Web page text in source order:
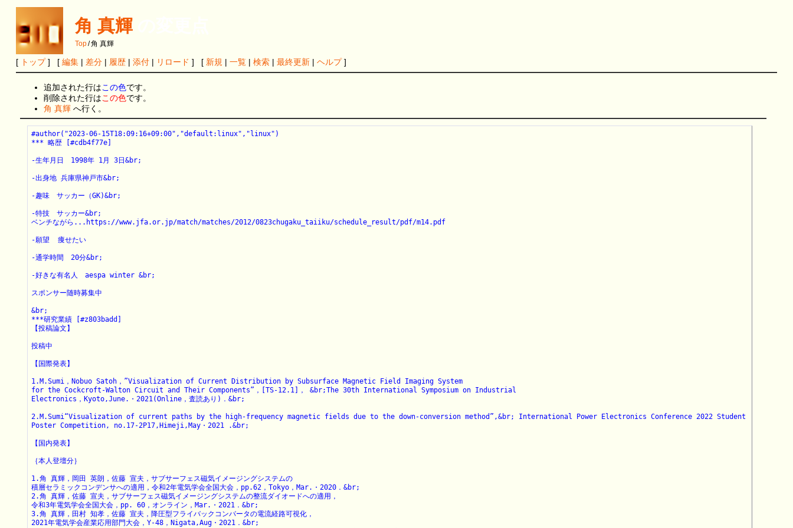
角 真輝の変更点
Top/角 真輝
[ トップ] [ 編集| 差分| 履歴| 添付| リロード ] [ 新規 | 一覧| 検索| 最終更新| ヘルプ]
追加された行はこの色です。
削除された行はこの色です。
角 真輝 へ行く。
#author("2023-06-15T18:09:16+09:00","default:linux","linux")
*** 略歴 [#cdb4f77e]
-生年月日　1998年 1月 3日&br;
-出身地 兵庫県神戸市&br;
-趣味　サッカー（GK)&br;
-特技　サッカー&br;
ベンチながら...https://www.jfa.or.jp/match/matches/2012/0823chugaku_taiiku/schedule_result/pdf/m14.pdf
-願望  痩せたい
-通学時間　20分&br;
-好きな有名人　aespa winter &br;
スポンサー随時募集中
&br;
***研究業績 [#z803badd]
【投稿論文】
投稿中
【国際発表】
1.M.Sumi，Nobuo Satoh，”Visualization of Current Distribution by Subsurface Magnetic Field Imaging System
for the Cockcroft-Walton Circuit and Their Components”，[TS-12.1]， &br;The 30th International Symposium on Industrial
Electronics，Kyoto,June.・2021(Online，査読あり)．&br;
2.M.Sumi“Visualization of current paths by the high-frequency magnetic fields due to the down-conversion method”,&br; International Power Electronics Conference 2022 Student
Poster Competition, no.17-2P17,Himeji,May・2021 .&br;
【国内発表】
｛本人登壇分｝
1.角 真輝，岡田 英朗，佐藤 宣夫，サブサーフェス磁気イメージングシステムの
積層セラミックコンデンサへの適用，令和2年電気学会全国大会，pp.62，Tokyo，Mar.・2020．&br;
2.角 真輝，佐藤 宣夫，サブサーフェス磁気イメージングシステムの整流ダイオードへの適用，
令和3年電気学会全国大会，pp. 60，オンライン，Mar.・2021．&br;
3.角 真輝，田村 知孝，佐藤 宣夫，降圧型フライバックコンバータの電流経路可視化，
2021年電気学会産業応用部門大会，Y-48，Nigata,Aug・2021．&br;